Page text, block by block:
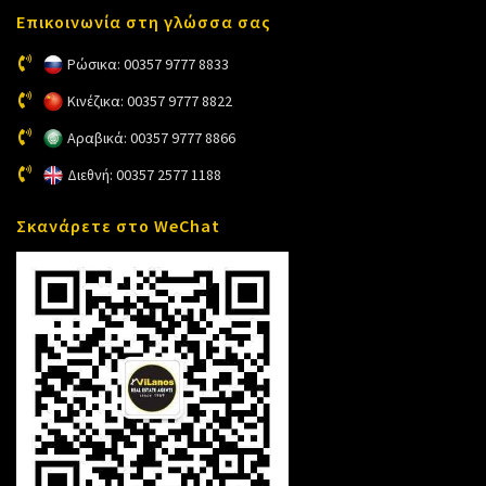
Επικοινωνία στη γλώσσα σας
Ρώσικα: 00357 9777 8833
Κινέζικα: 00357 9777 8822
Αραβικά: 00357 9777 8866
Διεθνή: 00357 2577 1188
Σκανάρετε στο WeChat